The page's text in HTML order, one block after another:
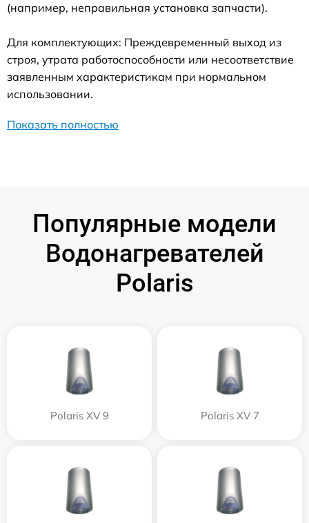
(например, неправильная установка запчасти).
Для комплектующих: Преждевременный выход из
строя, утрата работоспособности или несоответствие
заявленным характеристикам при нормальном
использовании.
Показать полностью
Популярные модели
Водонагревателей
Polaris
Polaris XV 9 Polaris XV 7